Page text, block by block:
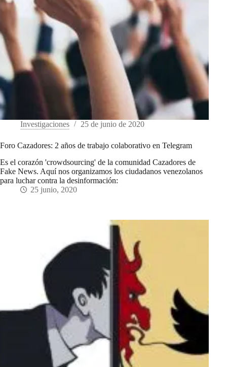
Investigaciones 25 de junio de 2020
Foro Cazadores: 2 años de trabajo colaborativo en Telegram
Es el corazón 'crowdsourcing' de la comunidad Cazadores de
Fake News. Aquí nos organizamos los ciudadanos venezolanos
para luchar contra la desinformación:
25 junio, 2020